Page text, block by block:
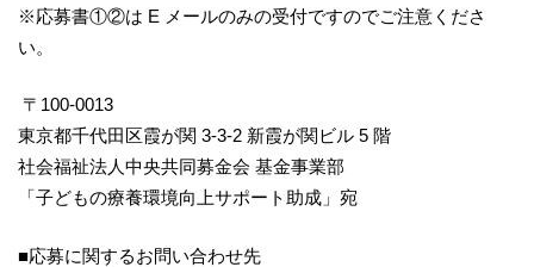
※応募書①②は E メールのみの受付ですのでご注意くださ
い。
〒100-0013
東京都千代田区霞が関 3-3-2 新霞が関ビル 5 階
社会福祉法人中央共同募金会 基金事業部
「子どもの療養環境向上サポート助成」宛
■応募に関するお問い合わせ先